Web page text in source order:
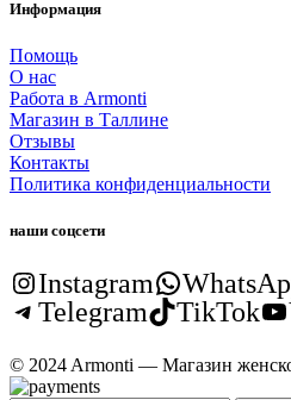
Информация
Помощь
О нас
Работа в Armonti
Магазин в Таллине
Отзывы
Контакты
Политика конфиденциальности
наши соцсети
Instagram
Telegram
TikTok
© 2024 Armonti — Магазин